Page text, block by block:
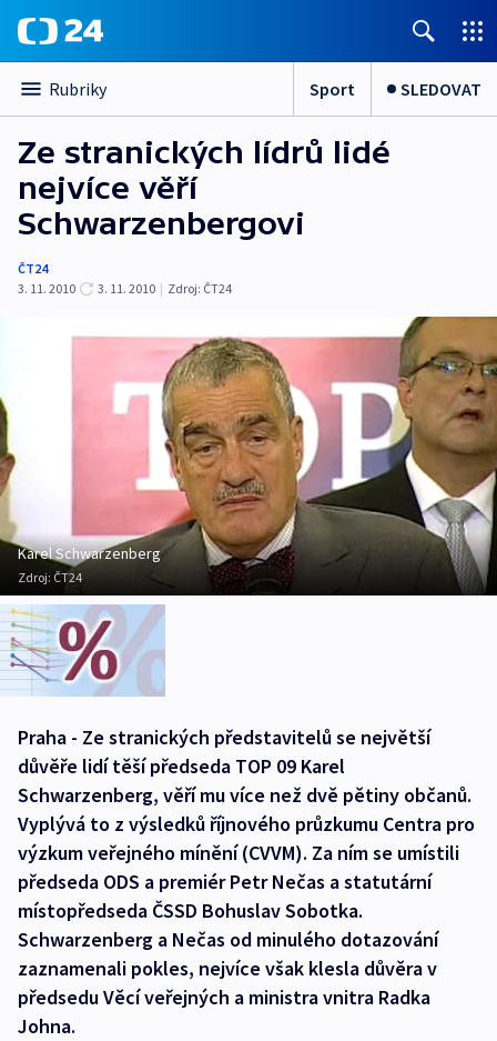
Rubriky Sport SLEDOVAT
Ze stranických lídrů lidé
nejvíce věří
Schwarzenbergovi
ČT24
3. 11. 2010
3. 11. 2010 | Zdroj: ČT24
Karel Schwarzenberg
Zdroj: ČT24
Praha - Ze stranických představitelů se největší
důvěře lidí těší předseda TOP 09 Karel
Schwarzenberg, věří mu více než dvě pětiny občanů.
Vyplývá to z výsledků říjnového průzkumu Centra pro
výzkum veřejného mínění (CVVM). Za ním se umístili
předseda ODS a premiér Petr Nečas a statutární
místopředseda ČSSD Bohuslav Sobotka.
Schwarzenberg a Nečas od minulého dotazování
zaznamenali pokles, nejvíce však klesla důvěra v
předsedu Věcí veřejných a ministra vnitra Radka
Johna.